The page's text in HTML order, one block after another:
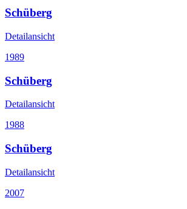
Schüberg
Detailansicht
1989
Schüberg
Detailansicht
1988
Schüberg
Detailansicht
2007